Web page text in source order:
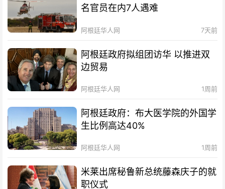
名官员在内7人遇难
阿根廷华人网 7天前
阿根廷政府拟组团访华 以推进双
边贸易
阿根廷华人网 1周前
阿根廷政府：布大医学院的外国学
生比例高达40%
阿根廷华人网 1周前
米莱出席秘鲁新总统藤森庆子的就
职仪式